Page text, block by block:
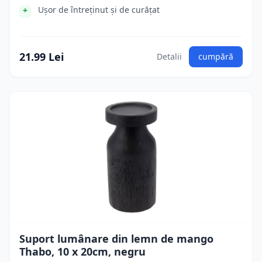
Ușor de întreținut și de curățat
21.99 Lei Detalii cumpără
Suport lumânare din lemn de mango
Thabo, 10 x 20cm, negru